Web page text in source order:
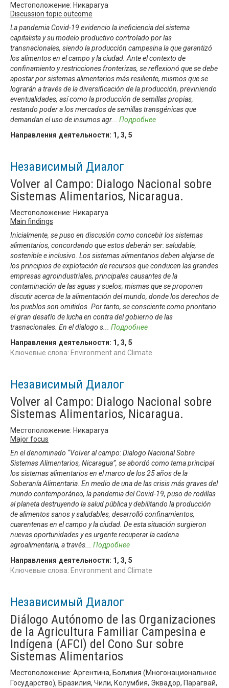
Местоположение: Никарагуа
Discussion topic outcome
La pandemia Covid-19 evidencio la ineficiencia del sistema
capitalista y su modelo productivo controlado por las
transnacionales, siendo la producción campesina la que garantizó
los alimentos en el campo y la ciudad. Ante el contexto de
confinamiento y restricciones fronterizas, se reflexionó que se debe
apostar por sistemas alimentarios más resiliente, mismos que se
lograrán a través de la diversificación de la producción, previniendo
eventualidades, así como la producción de semillas propias,
restando poder a los mercados de semillas transgénicas que
demandan el uso de insumos agr... Подробнее
Направления деятельности: 1 , 3, 5
Независимый Диалог
Volver al Campo: Dialogo Nacional sobre
Sistemas Alimentarios, Nicaragua.
Местоположение: Никарагуа
Main findings
Inicialmente, se puso en discusión como concebir los sistemas
alimentarios, concordando que estos deberán ser: saludable,
sostenible e inclusivo. Los sistemas alimentarios deben alejarse de
los principios de explotación de recursos que conducen las grandes
empresas agroindustriales, principales causantes de la
contaminación de las aguas y suelos; mismas que se proponen
discutir acerca de la alimentación del mundo, donde los derechos de
los pueblos son omitidos. Por tanto, se consciente como prioritario
el gran desafío de lucha en contra del gobierno de las
trasnacionales. En el dialogo s
Подробнее
Направления деятельности: 1 , 3, 5
Ключевые слова: Environment and Climate
Независимый Диалог
Volver al Campo: Dialogo Nacional sobre
Sistemas Alimentarios, Nicaragua.
Местоположение: Никарагуа
Major focus
En el denominado “Volver al campo: Dialogo Nacional Sobre
Sistemas Alimentarios, Nicaragua”, se abordó como tema principal
los sistemas alimentarios en el marco de los 25 años de la
Soberanía Alimentaria. En medio de una de las crisis más graves del
mundo contemporáneo, la pandemia del Covid-19, puso de rodillas
al planeta destruyendo la salud pública y debilitando la producción
de alimentos sanos y saludables, desarrolló confinamientos,
cuarentenas en el campo y la ciudad. De esta situación surgieron
nuevas oportunidades y es urgente recuperar la cadena
agroalimentaria, a través
Подробнее
Направления деятельности: 1 , 3, 5
Ключевые слова: Environment and Climate
Независимый Диалог
Diálogo Autónomo de las Organizaciones
de la Agricultura Familiar Campesina e
Indígena (AFCI) del Cono Sur sobre
Sistemas Alimentarios
Местоположение: Аргентина, Боливия (Многонациональное
Государство), Бразилия, Чили, Колумбия, Эквадор, Парагвай,